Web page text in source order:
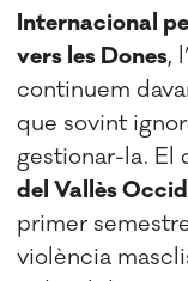
Internacional
vers les Dones,
continuem
que sovint
gestionar-la. El
del Vallès
primer
violència